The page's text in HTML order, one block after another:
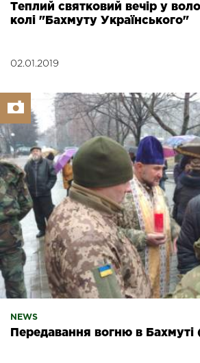
Теплий святковий вечір у
колі "Бахмуту Українського"
02.01.2019
NEWS
Передавання вогню в